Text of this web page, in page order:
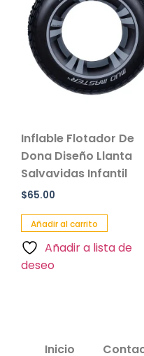
Inflable Flotador De
Dona Diseño Llanta
Salvavidas Infantil
$65.00
Añadir al carrito
Añadir a lista de
deseo
Inicio